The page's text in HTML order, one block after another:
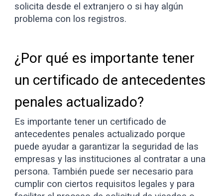
solicita desde el extranjero o si hay algún
problema con los registros.
¿Por qué es importante tener
un certificado de antecedentes
penales actualizado?
Es importante tener un certificado de
antecedentes penales actualizado porque
puede ayudar a garantizar la seguridad de las
empresas y las instituciones al contratar a una
persona. También puede ser necesario para
cumplir con ciertos requisitos legales y para